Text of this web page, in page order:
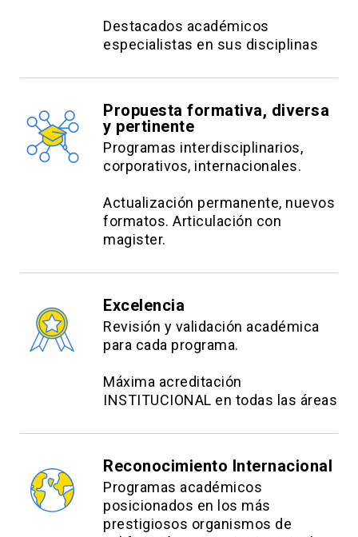
Destacados académicos
especialistas en sus disciplinas
Propuesta formativa, diversa
y pertinente
Programas interdisciplinarios,
corporativos, internacionales.
Actualización permanente, nuevos
formatos. Articulación con
magister.
Excelencia
Revisión y validación académica
para cada programa.
Máxima acreditación
INSTITUCIONAL en todas las áreas
Reconocimiento Internacional
Programas académicos
posicionados en los más
prestigiosos organismos de